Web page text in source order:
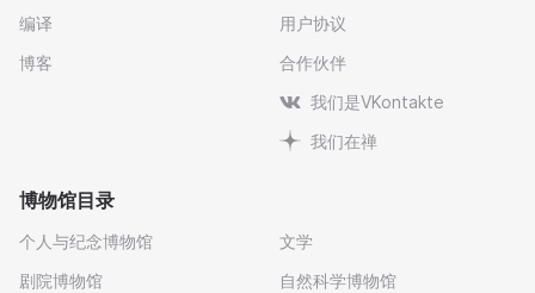
编译
博客
用户协议
合作伙伴
我们是VKontakte
我们在禅
博物馆目录
个人与纪念博物馆
剧院博物馆
文学
自然科学博物馆